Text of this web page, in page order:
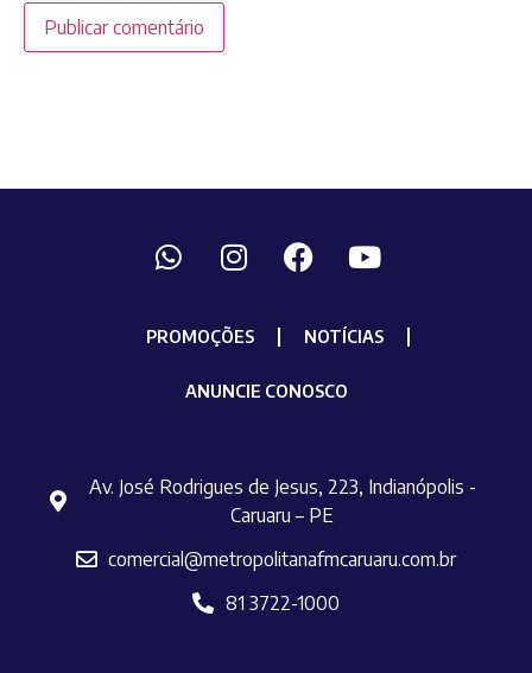
PROMOÇÕES NOTÍCIAS
ANUNCIE CONOSCO
Av. José Rodrigues de Jesus, 223, Indianópolis -
Caruaru – PE
comercial@metropolitanafmcaruaru.com.br
81 3722-1000